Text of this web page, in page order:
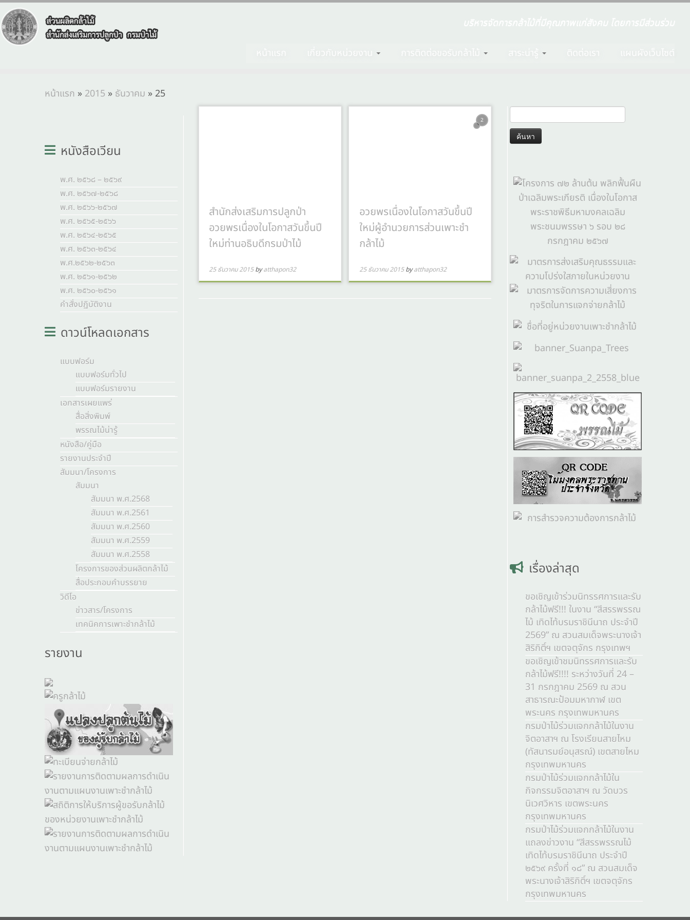
การติดต่อขอรับกล้าไม้ ติดต่อเรา แผนผังเว็บไซต์
หน้าแรก » 2015 » ธันวาคม » 25
หนังสือเวียน
พ.ศ. ๒๕๖๘ – ๒๕๖๙
พ.ศ. ๒๕๖๗-๒๕๖๘
พ.ศ. ๒๕๖๖-๒๕๖๗
พ.ศ. ๒๕๖๕-๒๕๖๖
พ.ศ. ๒๕๖๔-๒๕๖๕
พ.ศ. ๒๕๖๓-๒๕๖๔
พ.ศ.๒๕๖๒-๒๕๖๓
พ.ศ. ๒๕๖๑-๒๕๖๒
พ.ศ. ๒๕๖๐-๒๕๖๑
คำสั่งปฏิบัติงาน
ดาวน์โหลดเอกสาร
แบบฟอร์ม
แบบฟอร์มทั่วไป
แบบฟอร์มรายงาน
เอกสารเผยแพร่
สื่อสิ่งพิมพ์
พรรณไม้น่ารู้
หนังสือ/คู่มือ
รายงานประจำปี
สัมมนา/โครงการ
สัมมนา
สัมมนา พ.ศ.2568
สัมมนา พ.ศ.2561
สัมมนา พ.ศ.2560
สัมมนา พ.ศ.2559
สัมมนา พ.ศ.2558
โครงการของส่วนผลิตกล้าไม้
สื่อประกอบคำบรรยาย
วิดีโอ
ข่าวสาร/โครงการ
เทคนิคการเพาะชำกล้าไม้
รายงาน
สำนักส่งเสริมการปลูกป่า
อวยพรเนื่องในโอกาสวันขึ้นปี
ใหม่ท่านอธิบดีกรมป่าไม้
25 ธันวาคม 2015 byatthapon32
2
อวยพรเนื่องในโอกาสวันขึ้นปี
ใหม่ผู้อำนวยการส่วนเพาะชำ
กล้าไม้
25 ธันวาคม 2015 byatthapon32
เรื่องล่าสุด
ขอเชิญเข้าร่วมนิทรรศการและรับ
กล้าไม้ฟรี!!! ในงาน “สีสรรพรรณ
ไม้ เทิดไท้บรมราชินีนาถ ประจำปี
2569” ณ สวนสมเด็จพระนางเจ้า
สิริกิติ์ฯ เขตจตุจักร กรุงเทพฯ
ขอเชิญเข้าชมนิทรรศการและรับ
กล้าไม้ฟรี!!!! ระหว่างวันที่ 24 –
31 กรกฎาคม 2569 ณ สวน
สาธารณะป้อมมหากาฬ เขต
พระนคร กรุงเทพมหานคร
กรมป่าไม้ร่วมแจกกล้าไม้ในงาน
จิตอาสาฯ ณ โรงเรียนสายไหม
(ทัสนารมย์อนุสรณ์) เขตสายไหม
กรุงเทพมหานคร
กรมป่าไม้ร่วมแจกกล้าไม้ใน
กิจกรรมจิตอาสาฯ ณ วัดบวร
นิเวศวิหาร เขตพระนคร
กรุงเทพมหานคร
กรมป่าไม้ร่วมแจกกล้าไม้ในงาน
แถลงข่าวงาน “สีสรรพรรณไม้
เทิดไท้บรมราชินีนาถ ประจำปี
๒๕๖๙ ครั้งที่ ๑๘” ณ สวนสมเด็จ
พระนางเจ้าสิริกิติ์ฯ เขตจตุจักร
กรุงเทพมหานคร